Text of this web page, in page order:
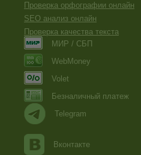
Проверка орфографии онлайн
SEO анализ онлайн
Проверка качества текста
МИР / СБП
WebMoney
Volet
Безналичный платеж
Telegram
Вконтакте